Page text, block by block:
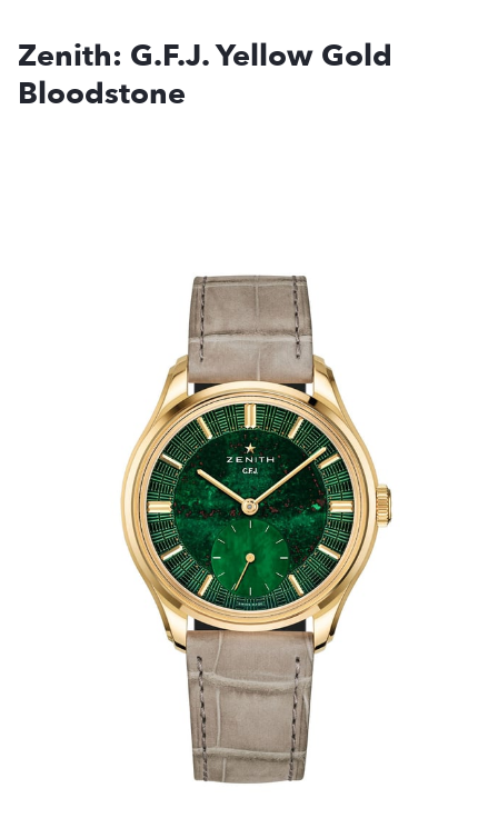
Zenith: G.F.J. Yellow Gold
Bloodstone